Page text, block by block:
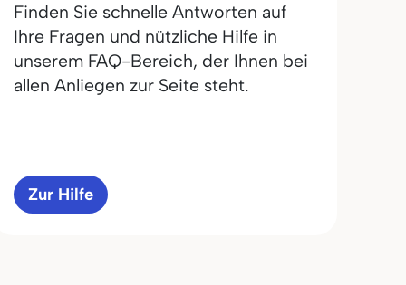
Finden Sie schnelle Antworten auf
Ihre Fragen und nützliche Hilfe in
unserem FAQ-Bereich, der Ihnen bei
allen Anliegen zur Seite steht.
Zur Hilfe